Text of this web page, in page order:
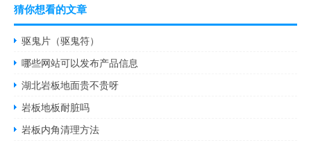
猜你想看的文章
驱鬼片（驱鬼符）
哪些网站可以发布产品信息
湖北岩板地面贵不贵呀
岩板地板耐脏吗
岩板内角清理方法